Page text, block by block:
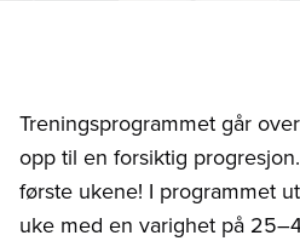
Treningsprogrammet går
opp til en forsiktig
første ukene! I programmet
uke med en varighet på